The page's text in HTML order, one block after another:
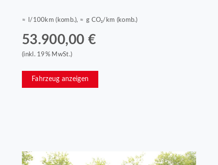
≈ l/100km (komb.), ≈ g CO₂/km (komb.)
53.900,00 €
(inkl. 19% MwSt.)
Fahrzeug anzeigen